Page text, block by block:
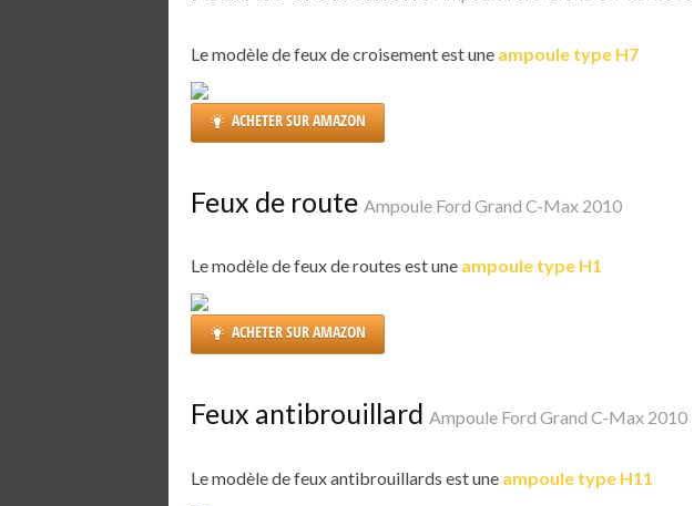
Le modèle de feux de croisement est une ampoule type H7
ACHETER SUR AMAZON
Feux de route Ampoule Ford Grand C-Max 2010
Le modèle de feux de routes est une ampoule type H1
ACHETER SUR AMAZON
Feux antibrouillard Ampoule Ford Grand C-Max 2010
Le modèle de feux antibrouillards est une ampoule type H11